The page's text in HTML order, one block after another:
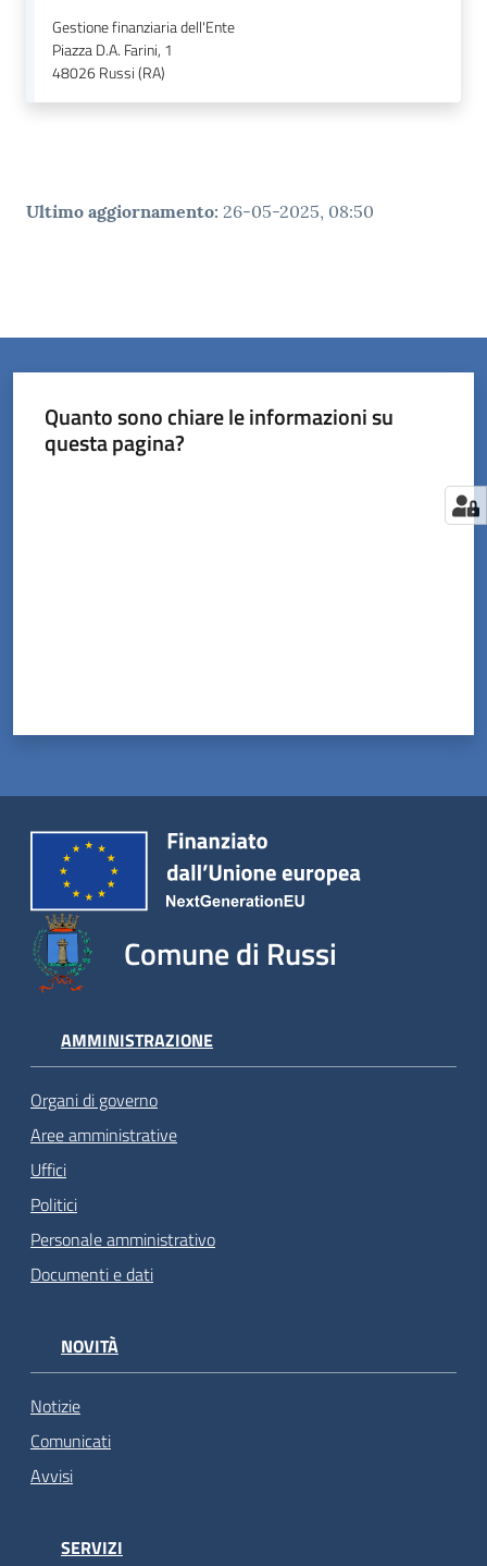
Gestione finanziaria dell'Ente
Piazza D.A. Farini, 1
48026Russi (RA)
Ultimo aggiornamento: 26-05-2025, 08:50
Quanto sono chiare le informazioni su
questa pagina?
Comune di Russi
AMMINISTRAZIONE
Organi di governo
Aree amministrative
Uffici
Politici
Personale amministrativo
Documenti e dati
NOVITÀ
Notizie
Comunicati
Avvisi
SERVIZI